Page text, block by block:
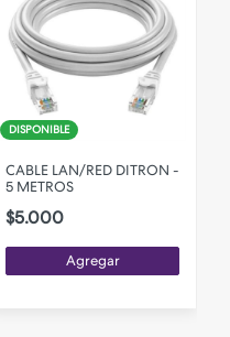
DISPONIBLE
CABLE LAN/RED DITRON -
5 METROS
$5.000
Agregar